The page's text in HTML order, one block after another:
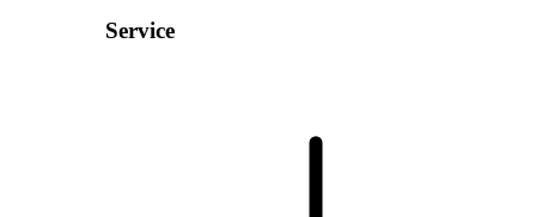
Service